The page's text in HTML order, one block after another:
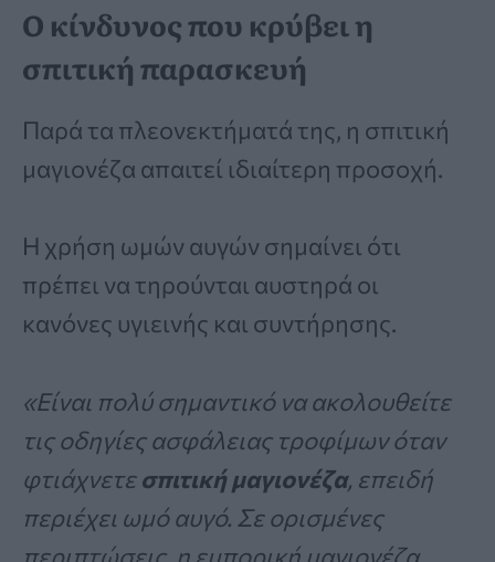
Ο κίνδυνος που κρύβει η
σπιτική παρασκευή
Παρά τα πλεονεκτήματά της, η σπιτική
μαγιονέζα απαιτεί ιδιαίτερη προσοχή.
Η χρήση ωμών αυγών σημαίνει ότι
πρέπει να τηρούνται αυστηρά οι
κανόνες υγιεινής και συντήρησης.
«Είναι πολύ σημαντικό να ακολουθείτε
τις οδηγίες ασφάλειας τροφίμων όταν
φτιάχνετεσπιτική μαγιονέζα, επειδή
περιέχει ωμό αυγό. Σε ορισμένες
περιπτώσεις, η εμπορική μαγιονέζα